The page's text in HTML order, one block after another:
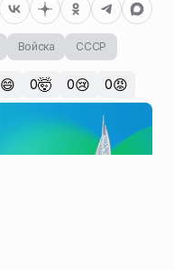
Войска СССР
😄 0🤯 0😢 0😡